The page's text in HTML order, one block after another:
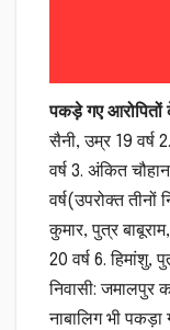
पकड़े गए आरोपितों
सैनी, उम्र 19 वर्ष
वर्ष 3. अंकित
वर्ष(उपरोक्त तीनों
कुमार, पुत्र
20 वर्ष 6. हिमांशु,
निवासी: जमालपुर
नाबालिग भी पकड़ा